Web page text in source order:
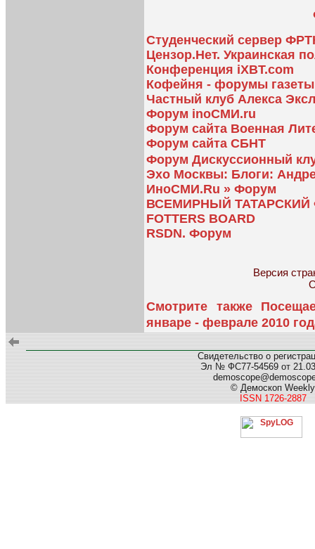
Студенческий сервер
Цензор.Нет. Украинская
Конференция iXBT.com
Кофейня - форумы
Частный клуб Алекса
Форум inoСМИ.ru
Форум сайта Военная
Форум сайта СБНТ
Форум Дискуссионный
Эхо Москвы: Блоги:
ИноСМИ.Ru » Форум
ВСЕМИРНЫЙ
FOTTERS BOARD
RSDN. Форум
Версия
Смотрите также
январе - феврале 2010
Свидетельство о
Эл № ФС77-54569 от
© Демоскоп Weekly
ISSN 1726-2887